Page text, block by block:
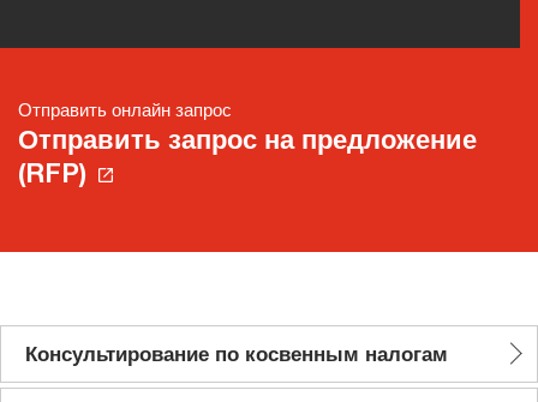
Отправить онлайн запрос
Отправить запрос на предложение
(RFP)
Консультирование по косвенным налогам